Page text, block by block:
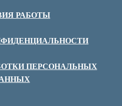
РАБОТЫ
ПЕРСОНАЛЬНЫХ